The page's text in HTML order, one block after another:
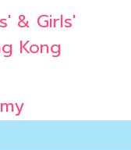
& Girls'
Kong